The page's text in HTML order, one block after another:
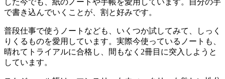
した今でも、紙のノートや手帳を愛用しています。自分の手
で書き込んでいくことが、割と好みです。
普段仕事で使うノートなども、いくつか試してみて、しっく
りくるものを愛用しています。実際今使っているノートも、
晴れてトライアルに合格し、間もなく2冊目に突入しようと
しています。